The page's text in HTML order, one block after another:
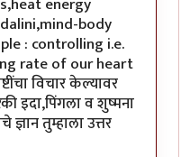
body
: controlling i.e.
rate of our heart
विचार केल्यावर
इदा,पिंगला व शुष्मना
ज्ञान तुम्हाला उत्तर